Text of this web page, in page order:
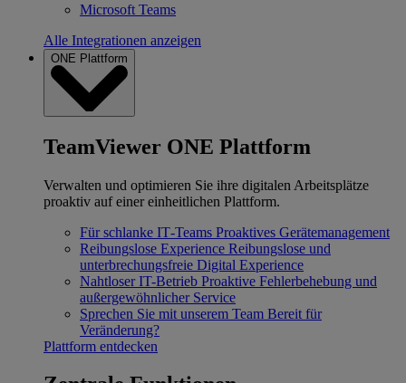
Microsoft Teams
Alle Integrationen anzeigen
ONE Plattform
TeamViewer ONE Plattform
Verwalten und optimieren Sie ihre digitalen Arbeitsplätze
proaktiv auf einer einheitlichen Plattform.
Für schlanke IT‐Teams Proaktives Gerätemanagement
Reibungslose Experience Reibungslose und
unterbrechungsfreie Digital Experience
Nahtloser IT-Betrieb Proaktive Fehlerbehebung und
außergewöhnlicher Service
Sprechen Sie mit unserem Team Bereit für
Veränderung?
Plattform entdecken